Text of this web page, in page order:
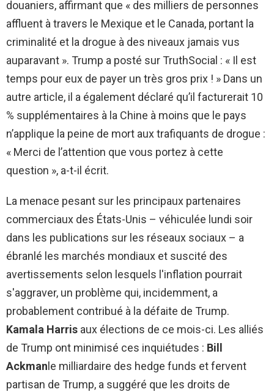
douaniers, affirmant que « des milliers de personnes
affluent à travers le Mexique et le Canada, portant la
criminalité et la drogue à des niveaux jamais vus
auparavant ». Trump a posté sur TruthSocial : « Il est
temps pour eux de payer un très gros prix ! » Dans un
autre article, il a également déclaré qu’il facturerait 10
% supplémentaires à la Chine à moins que le pays
n’applique la peine de mort aux trafiquants de drogue :
« Merci de l’attention que vous portez à cette
question », a-t-il écrit.
La menace pesant sur les principaux partenaires
commerciaux des États-Unis – véhiculée lundi soir
dans les publications sur les réseaux sociaux – a
ébranlé les marchés mondiaux et suscité des
avertissements selon lesquels l'inflation pourrait
s'aggraver, un problème qui, incidemment, a
probablement contribué à la défaite de Trump.
Kamala Harris aux élections de ce mois-ci. Les alliés
de Trump ont minimisé ces inquiétudes : Bill
Ackmanle milliardaire des hedge funds et fervent
partisan de Trump, a suggéré que les droits de